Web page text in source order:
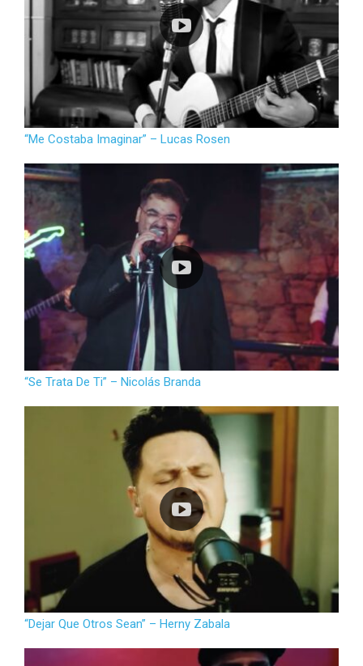
“Me Costaba Imaginar” – Lucas Rosen
“Se Trata De Ti” – Nicolás Branda
“Dejar Que Otros Sean” – Herny Zabala